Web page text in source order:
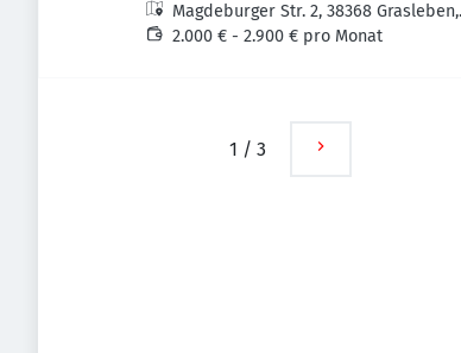
Magdeburger Str. 2, 38368 Grasleben,
Deutschland
2.000 € - 2.900 € pro Monat
1 / 3